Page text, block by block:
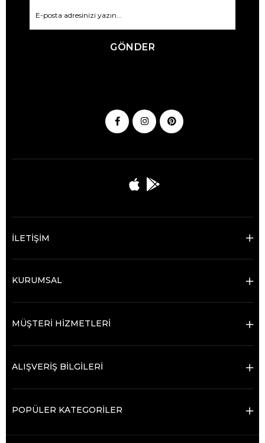
GÖNDER
İLETİŞİM
KURUMSAL
MÜŞTERİ HİZMETLERİ
ALIŞVERİŞ BİLGİLERİ
POPÜLER KATEGORİLER